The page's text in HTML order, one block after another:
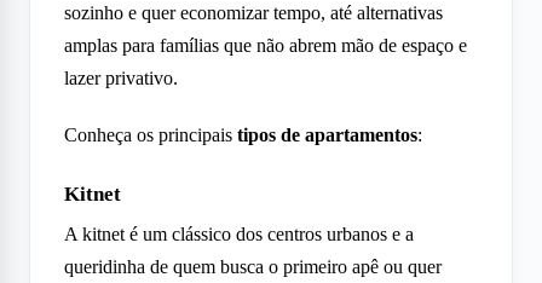
sozinho e quer economizar tempo, até alternativas
amplas para famílias que não abrem mão de espaço e
lazer privativo.
Conheça os principais tipos de apartamentos:
Kitnet
A kitnet é um clássico dos centros urbanos e a
queridinha de quem busca o primeiro apê ou quer